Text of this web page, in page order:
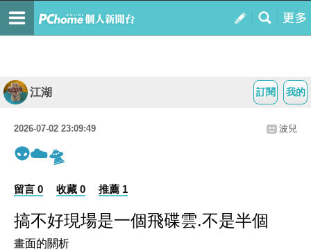
我的
訂閱
江湖
2026-07-02 23:09:49 波兒
👽☁️🛸
留言 0 收藏 0 推薦 1
搞不好現場是一個飛碟雲.不是半個
畫面的關析